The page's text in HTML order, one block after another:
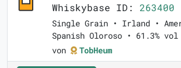
Whiskybase ID: 263400
Single Grain • Irland •
Spanish Oloroso • 61.3% vol
von
TobHeum